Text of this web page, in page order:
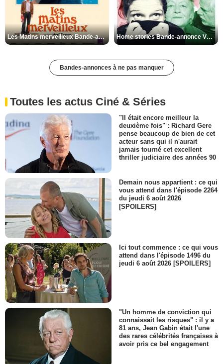
Les Matins merveilleux Bande-annonce VF Home stories Bande-annonce VO STFR
Bandes-annonces à ne pas manquer
Toutes les actus Ciné & Séries
"Il était encore meilleur la
deuxième fois" : Richard Gere
pense beaucoup de bien de cet
acteur sans qui il n'aurait
jamais tourné cet excellent
thriller judiciaire des années 90
Demain nous appartient : ce qui
vous attend dans l'épisode 2264
du jeudi 6 août 2026
[SPOILERS]
Ici tout commence : ce qui vous
attend dans l'épisode 1496 du
jeudi 6 août 2026 [SPOILERS]
"Un homme de conviction qui
connaissait les risques" : il y a
81 ans, Jean Gabin était l'une
des rares célébrités françaises à
avoir pris ce bel engagement